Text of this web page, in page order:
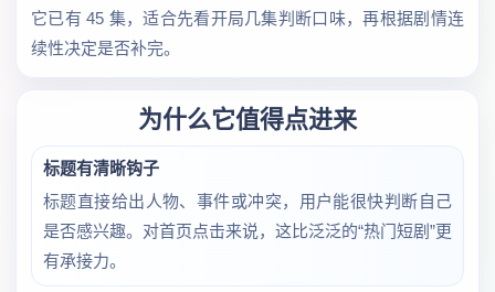
它已有 45 集，适合先看开局几集判断口味，再根据剧情连
续性决定是否补完。
为什么它值得点进来
标题有清晰钩子
标题直接给出人物、事件或冲突，用户能很快判断自己
是否感兴趣。对首页点击来说，这比泛泛的“热门短剧”更
有承接力。